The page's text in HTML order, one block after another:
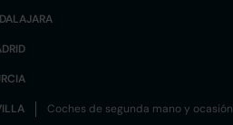
Coches de segunda mano y ocasión